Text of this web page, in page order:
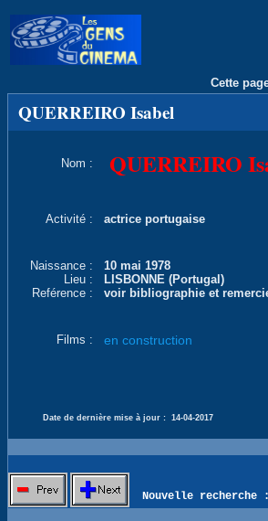
Cette
QUERREIRO Isabel
Nom : QUERREIRO
Activité : actrice portugaise
Naissance :
10 mai 1978
Lieu :
LISBONNE (Portugal)
Reférence :
voir bibliographie et
Films : en construction
Date de dernière mise à jour : 14-04-2017
Nouvelle recherche